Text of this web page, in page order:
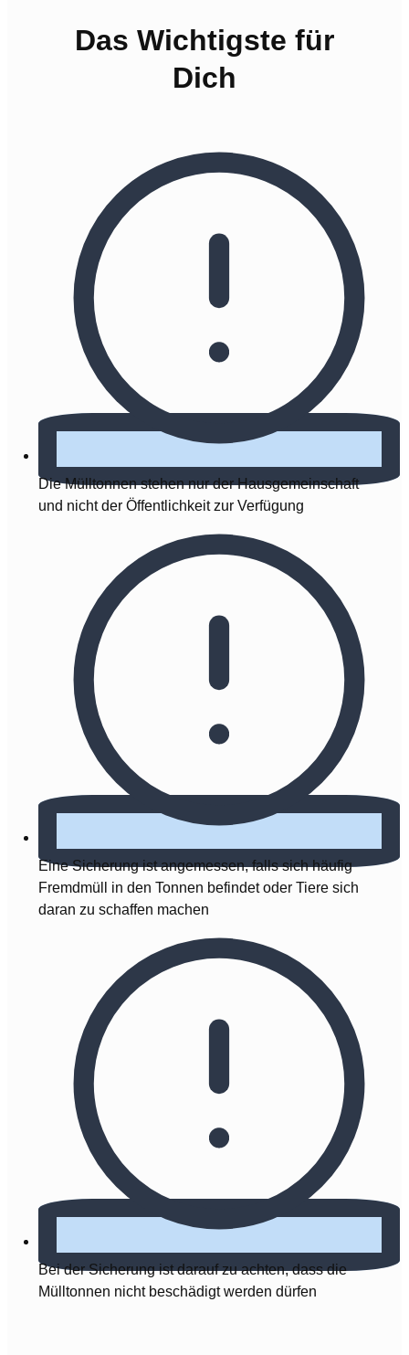
Das Wichtigste für
Dich
Die Mülltonnen stehen nur der Hausgemeinschaft
und nicht der Öffentlichkeit zur Verfügung
Eine Sicherung ist angemessen, falls sich häufig
Fremdmüll in den Tonnen befindet oder Tiere sich
daran zu schaffen machen
Bei der Sicherung ist darauf zu achten, dass die
Mülltonnen nicht beschädigt werden dürfen